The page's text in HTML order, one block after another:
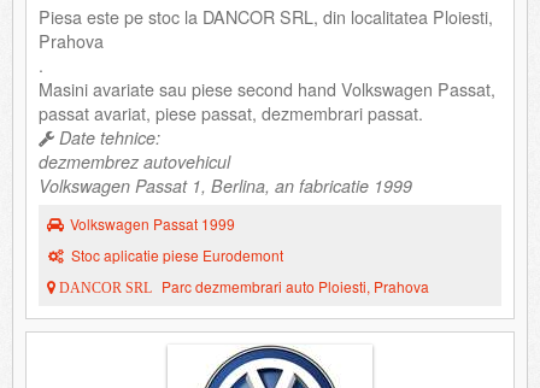
Piesa este pe stoc la DANCOR SRL, din localitatea Ploiesti,
Prahova
.
Masini avariate sau piese second hand Volkswagen Passat,
passat avariat, piese passat, dezmembrari passat.
Date tehnice:
dezmembrez autovehicul
Volkswagen Passat 1, Berlina, an fabricatie 1999
Volkswagen Passat 1999
Stoc aplicatie piese Eurodemont
DANCOR SRL Parc dezmembrari auto Ploiesti, Prahova